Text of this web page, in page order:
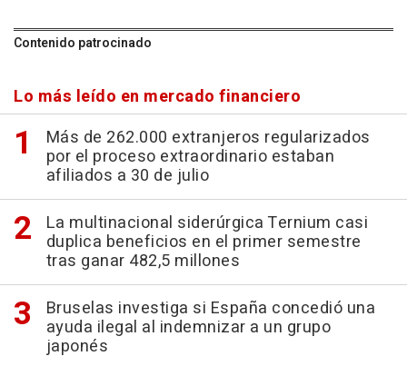
Contenido patrocinado
Lo más leído en mercado financiero
Más de 262.000 extranjeros regularizados
por el proceso extraordinario estaban
afiliados a 30 de julio
La multinacional siderúrgica Ternium casi
duplica beneficios en el primer semestre
tras ganar 482,5 millones
Bruselas investiga si España concedió una
ayuda ilegal al indemnizar a un grupo
japonés